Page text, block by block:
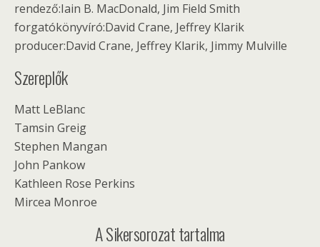
rendező:Iain B. MacDonald, Jim Field Smith
forgatókönyvíró:David Crane, Jeffrey Klarik
producer:David Crane, Jeffrey Klarik, Jimmy Mulville
Szereplők
Matt LeBlanc
Tamsin Greig
Stephen Mangan
John Pankow
Kathleen Rose Perkins
Mircea Monroe
A Sikersorozat tartalma